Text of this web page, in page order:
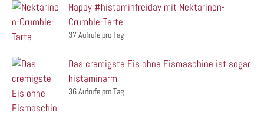
Happy #histaminfreiday mit Nektarinen-
Crumble-Tarte
37 Aufrufe pro Tag
Das cremigste Eis ohne Eismaschine ist sogar
histaminarm
36 Aufrufe pro Tag